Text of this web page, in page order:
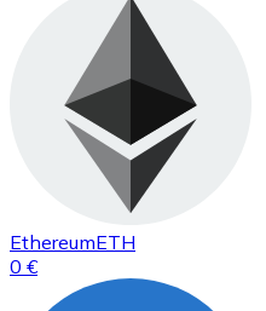
EthereumETH
0 €